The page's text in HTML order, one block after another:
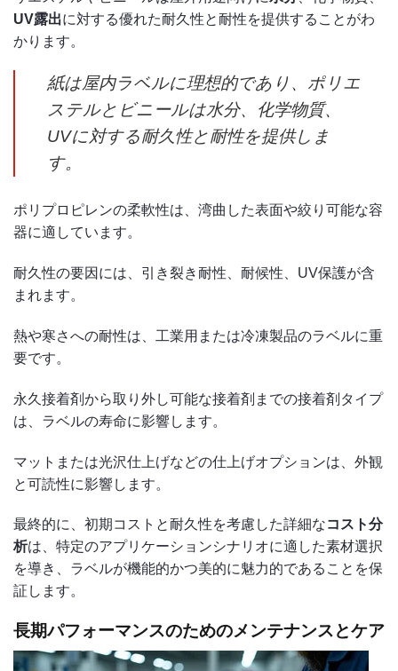
UV露出に対する優れた耐久性と耐性を提供することがわ
かります。
紙は屋内ラベルに理想的であり、ポリエ
ステルとビニールは水分、化学物質、
UVに対する耐久性と耐性を提供しま
す。
ポリプロピレンの柔軟性は、湾曲した表面や絞り可能な容
器に適しています。
耐久性の要因には、引き裂き耐性、耐候性、UV保護が含
まれます。
熱や寒さへの耐性は、工業用または冷凍製品のラベルに重
要です。
永久接着剤から取り外し可能な接着剤までの接着剤タイプ
は、ラベルの寿命に影響します。
マットまたは光沢仕上げなどの仕上げオプションは、外観
と可読性に影響します。
最終的に、初期コストと耐久性を考慮した詳細なコスト分
析は、特定のアプリケーションシナリオに適した素材選択
を導き、ラベルが機能的かつ美的に魅力的であることを保
証します。
長期パフォーマンスのためのメンテナンスとケア